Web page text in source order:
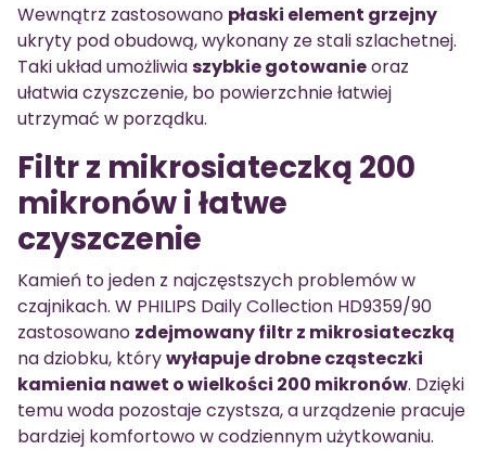
Wewnątrz zastosowano płaski element grzejny
ukryty pod obudową, wykonany ze stali szlachetnej.
Taki układ umożliwiaszybkie gotowanieoraz
ułatwia czyszczenie, bo powierzchnie łatwiej
utrzymać w porządku.
Filtr z mikrosiateczką 200
mikronów i łatwe
czyszczenie
Kamień to jeden z najczęstszych problemów w
czajnikach. W PHILIPS Daily Collection HD9359/90
zastosowano zdejmowany filtr z mikrosiateczką
na dziobku, którywyłapuje drobne cząsteczki
kamienia nawet o wielkości 200 mikronów. Dzięki
temu woda pozostaje czystsza, a urządzenie pracuje
bardziej komfortowo w codziennym użytkowaniu.